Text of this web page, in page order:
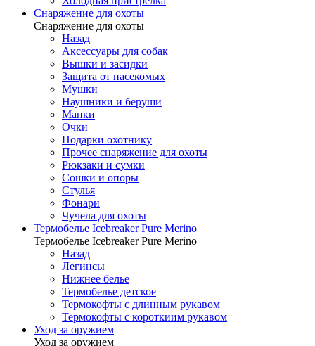
Снаряжение для охоты
Снаряжение для охоты
Назад
Аксессуары для собак
Вышки и засидки
Защита от насекомых
Мушки
Наушники и беруши
Манки
Очки
Подарки охотнику
Прочее снаряжение для охоты
Рюкзаки и сумки
Сошки и опоры
Стулья
Фонари
Чучела для охоты
Термобелье Icebreaker Pure Merino
Термобелье Icebreaker Pure Merino
Назад
Легинсы
Нижнее белье
Термобелье детское
Термокофты с длинным рукавом
Термокофты с короткиим рукавом
Уход за оружием
Уход за оружием